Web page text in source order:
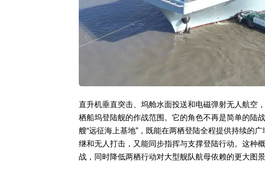
直升机垂直突击、坞舱水面投送和电磁弹射无人航空
栖船坞登陆舰的作战范围。它的角色不再是简单的陆
艘“远征海上基地”，既能在两栖登陆全程提供持续的
继和无人打击，又能同步指挥与支撑登陆行动。这种
战，同时降低两栖行动对大型舰队航母依赖的更大图景